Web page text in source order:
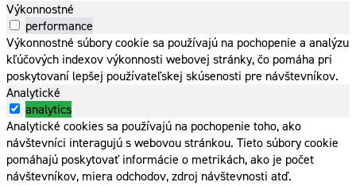
Výkonnostné
performance
Výkonnostné súbory cookie sa používajú na pochopenie a analýzu
kľúčových indexov výkonnosti webovej stránky, čo pomáha pri
poskytovaní lepšej používateľskej skúsenosti pre návštevníkov.
Analytické
analytics
Analytické cookies sa používajú na pochopenie toho, ako
návštevníci interagujú s webovou stránkou. Tieto súbory cookie
pomáhajú poskytovať informácie o metrikách, ako je počet
návštevníkov, miera odchodov, zdroj návštevnosti atď.